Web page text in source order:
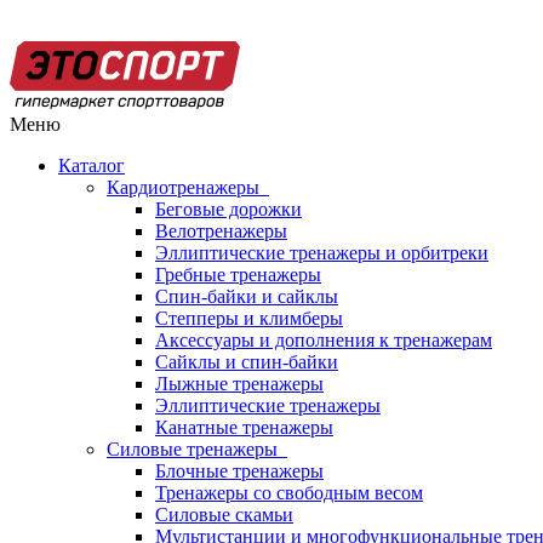
Меню
Каталог
Кардиотренажеры
Беговые дорожки
Велотренажеры
Эллиптические тренажеры и орбитреки
Гребные тренажеры
Спин-байки и сайклы
Степперы и климберы
Аксессуары и дополнения к тренажерам
Сайклы и спин-байки
Лыжные тренажеры
Эллиптические тренажеры
Канатные тренажеры
Силовые тренажеры
Блочные тренажеры
Тренажеры со свободным весом
Силовые скамьи
Мультистанции и многофункциональные